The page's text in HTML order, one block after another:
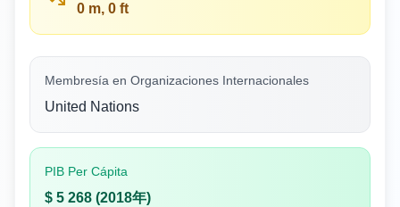
0 m, 0 ft
Membresía en Organizaciones Internacionales
United Nations
PIB Per Cápita
$ 5 268 (2018年)